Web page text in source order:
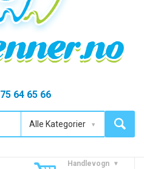
75 64 65 66
Alle Kategorier
Handlevogn